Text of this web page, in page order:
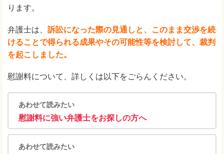
ります。
弁護士は、 訴訟になった際の見通しと、このまま交渉を続
けることで得られる成果やその可能性等を検討して、裁判
を起こしました。
慰謝料について、詳しくは以下をごらんください。
あわせて読みたい
慰謝料に強い弁護士をお探しの方へ
あわせて読みたい